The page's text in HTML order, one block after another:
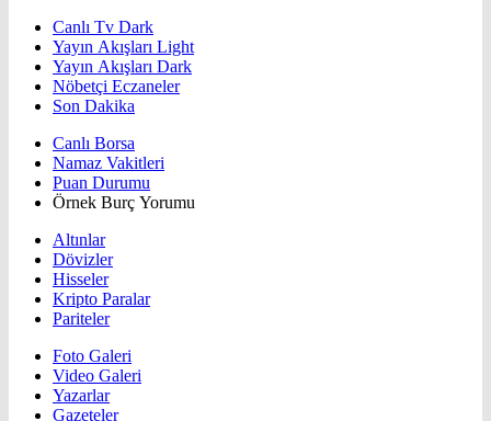
Canlı Tv Dark
Yayın Akışları Light
Yayın Akışları Dark
Nöbetçi Eczaneler
Son Dakika
Canlı Borsa
Namaz Vakitleri
Puan Durumu
Örnek Burç Yorumu
Altınlar
Dövizler
Hisseler
Kripto Paralar
Pariteler
Foto Galeri
Video Galeri
Yazarlar
Gazeteler